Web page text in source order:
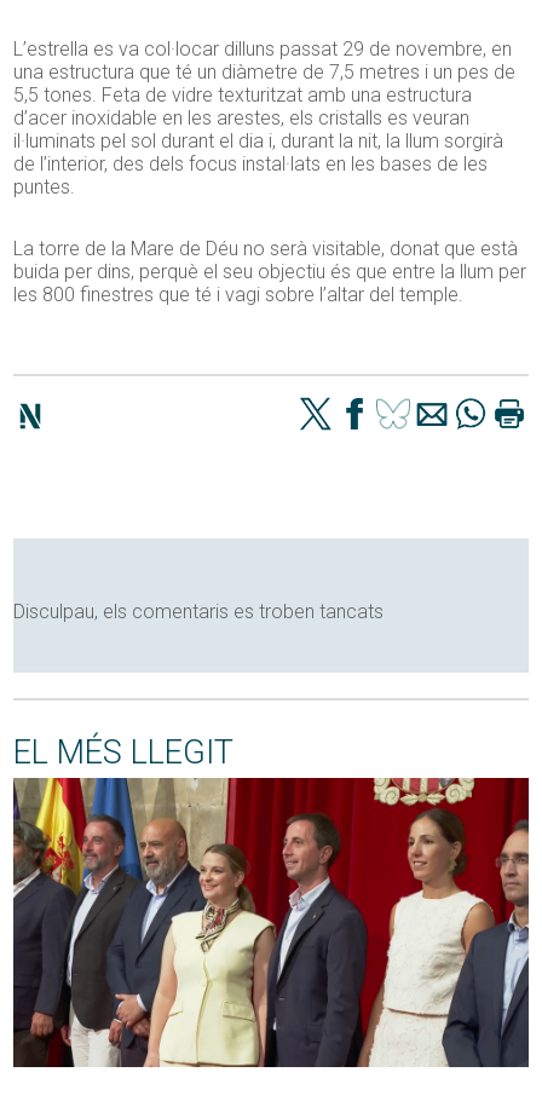
L’estrella es va col·locar dilluns passat 29 de novembre, en
una estructura que té un diàmetre de 7,5 metres i un pes de
5,5 tones. Feta de vidre texturitzat amb una estructura
d’acer inoxidable en les arestes, els cristalls es veuran
il·luminats pel sol durant el dia i, durant la nit, la llum sorgirà
de l’interior, des dels focus instal·lats en les bases de les
puntes.
La torre de la Mare de Déu no serà visitable, donat que està
buida per dins, perquè el seu objectiu és que entre la llum per
les 800 finestres que té i vagi sobre l’altar del temple.
Disculpau, els comentaris es troben tancats
EL MÉS LLEGIT